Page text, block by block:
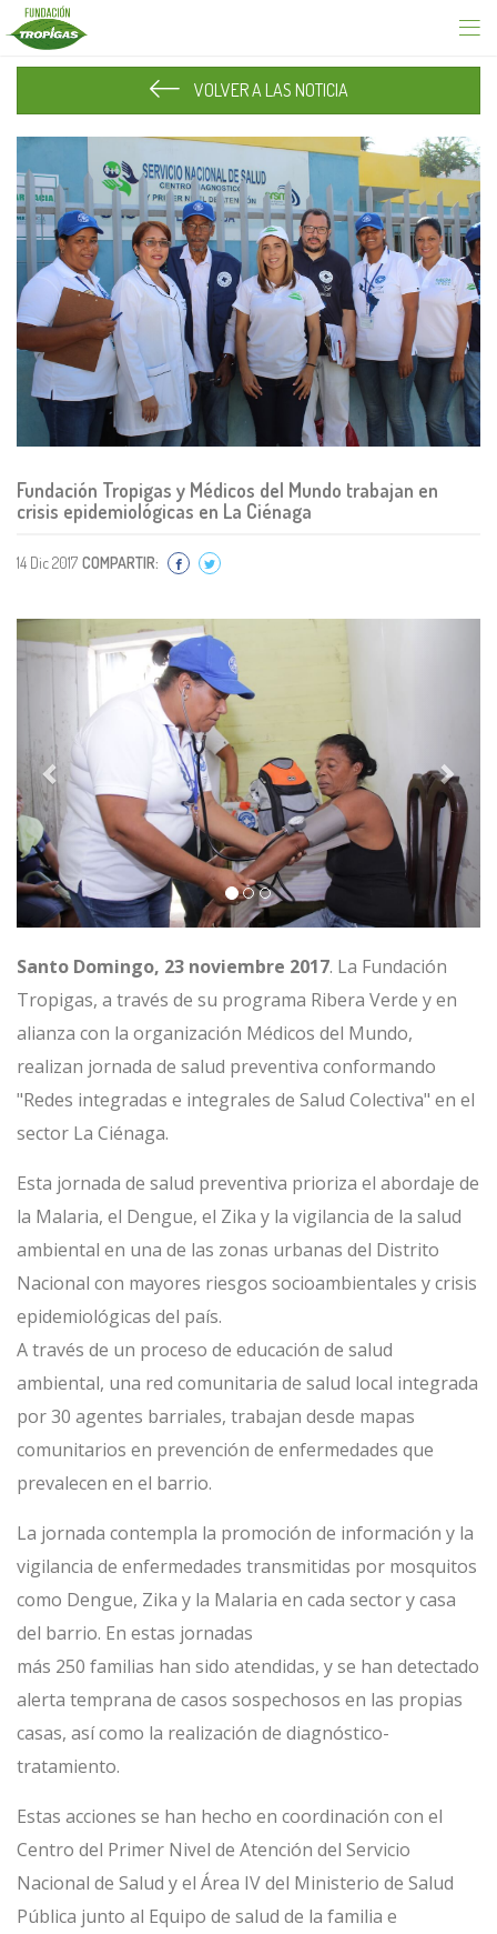
VOLVER A LAS NOTICIA
Fundación Tropigas y Médicos del Mundo trabajan en
crisis epidemiológicas en La Ciénaga
14 Dic 2017 COMPARTIR:
Previous
Santo Domingo, 23 noviembre 2017. La Fundación
Tropigas, a través de su programa Ribera Verde y en
alianza con la organización Médicos del Mundo,
realizan jornada de salud preventiva conformando
"Redes integradas e integrales de Salud Colectiva" en el
sector La Ciénaga.
Esta jornada de salud preventiva prioriza el abordaje de
la Malaria, el Dengue, el Zika y la vigilancia de la salud
ambiental en una de las zonas urbanas del Distrito
Nacional con mayores riesgos socioambientales y crisis
epidemiológicas del país.
A través de un proceso de educación de salud
ambiental, una red comunitaria de salud local integrada
por 30 agentes barriales, trabajan desde mapas
comunitarios en prevención de enfermedades que
prevalecen en el barrio.
La jornada contempla la promoción de información y la
vigilancia de enfermedades transmitidas por mosquitos
como Dengue, Zika y la Malaria en cada sector y casa
del barrio. En estas jornadas
más 250 familias han sido atendidas, y se han detectado
alerta temprana de casos sospechosos en las propias
casas, así como la realización de diagnóstico-
tratamiento.
Estas acciones se han hecho en coordinación con el
Centro del Primer Nivel de Atención del Servicio
Nacional de Salud y el Área IV del Ministerio de Salud
Pública junto al Equipo de salud de la familia e